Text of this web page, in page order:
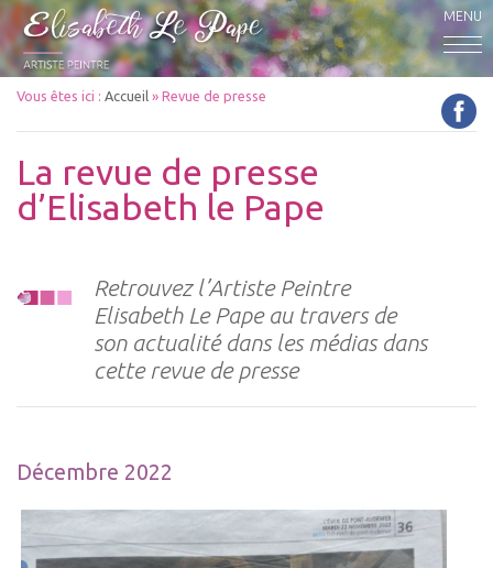
MENU
Vous êtes ici : Accueil » Revue de presse
La revue de presse
d’Elisabeth le Pape
Retrouvez l’Artiste Peintre
Elisabeth Le Pape au travers de
son actualité dans les médias dans
cette revue de presse
Décembre 2022